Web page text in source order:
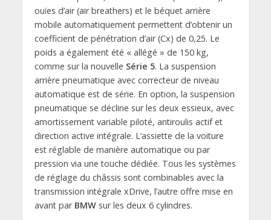
ouïes d’air (air breathers) et le béquet arrière
mobile automatiquement permettent d’obtenir un
coefficient de pénétration d’air (Cx) de 0,25. Le
poids a également été « allégé » de 150 kg,
comme sur la nouvelle Série 5. La suspension
arrière pneumatique avec correcteur de niveau
automatique est de série. En option, la suspension
pneumatique se décline sur les deux essieux, avec
amortissement variable piloté, antiroulis actif et
direction active intégrale. L’assiette de la voiture
est réglable de manière automatique ou par
pression via une touche dédiée. Tous les systèmes
de réglage du châssis sont combinables avec la
transmission intégrale xDrive, l’autre offre mise en
avant par BMWsur les deux 6 cylindres.